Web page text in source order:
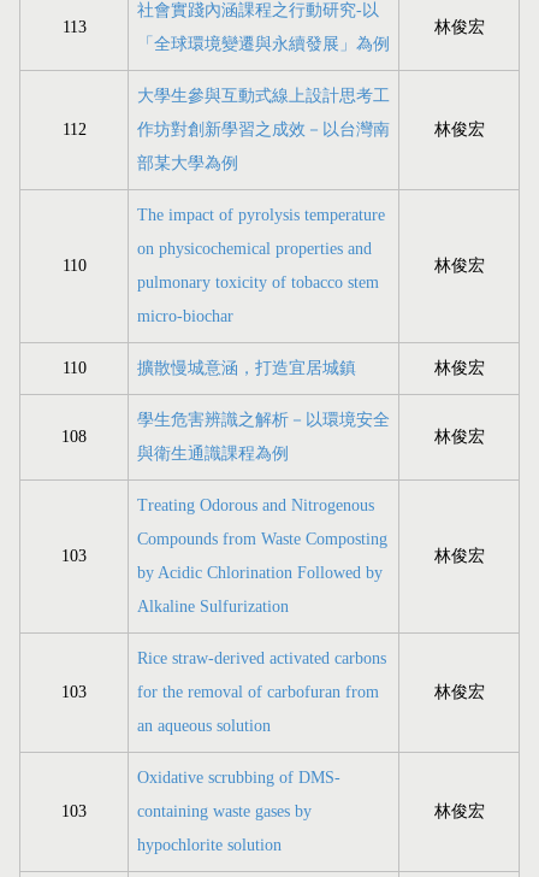
113
社會實踐內涵課程之行動研究-以
「全球環境變遷與永續發展」為例
林俊宏
112
大學生參與互動式線上設計思考工
作坊對創新學習之成效－以台灣南
部某大學為例
林俊宏
110
The impact of pyrolysis temperature
on physicochemical properties and
pulmonary toxicity of tobacco stem
micro-biochar
林俊宏
110 擴散慢城意涵，打造宜居城鎮 林俊宏
108
學生危害辨識之解析－以環境安全
與衛生通識課程為例
林俊宏
103
Treating Odorous and Nitrogenous
Compounds from Waste Composting
by Acidic Chlorination Followed by
Alkaline Sulfurization
林俊宏
103
Rice straw-derived activated carbons
for the removal of carbofuran from
an aqueous solution
林俊宏
103
Oxidative scrubbing of DMS-
containing waste gases by
hypochlorite solution
林俊宏